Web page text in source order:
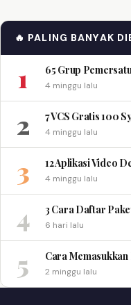
🔥 PALING BANYAK
1 65 Grup
4 minggu lalu
2 7 VCS Gratis 100
4 minggu lalu
3 12 Aplikasi Video
4 minggu lalu
4 3 Cara Daftar
6 hari lalu
5 Cara
2 minggu lalu